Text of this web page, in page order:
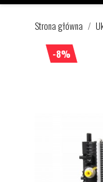
Strona główna
-8%